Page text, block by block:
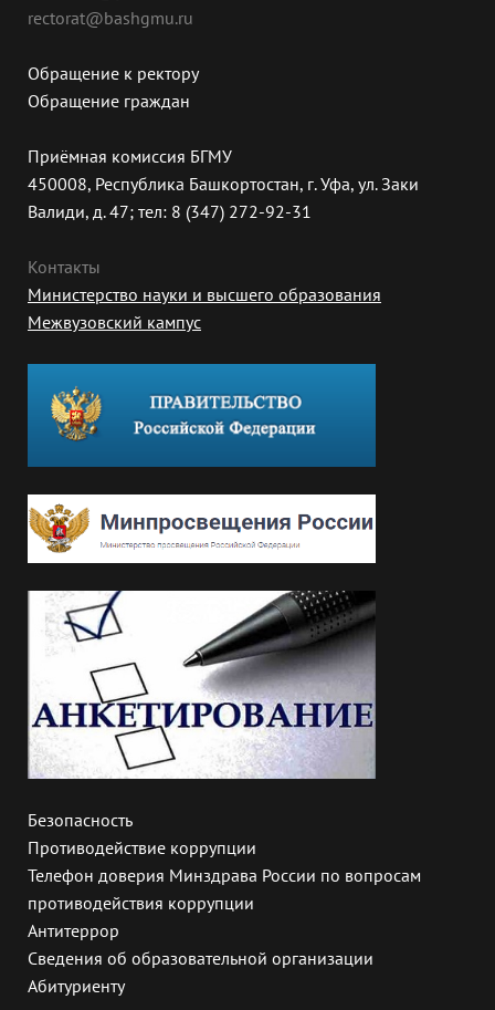
rectorat@bashgmu.ru
Обращение к ректору
Обращение граждан
Приёмная комиссия БГМУ
450008, Республика Башкортостан, г. Уфа, ул. Заки
Валиди, д. 47; тел: 8 (347) 272-92-31
Контакты
Министерство науки и высшего образования
Межвузовский кампус
Безопасность
Противодействие коррупции
Телефон доверия Минздрава России по вопросам
противодействия коррупции
Антитеррор
Сведения об образовательной организации
Абитуриенту